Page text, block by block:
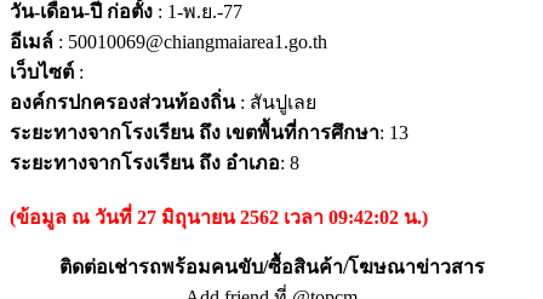
วัน-เดือน-ปี ก่อตั้ง : 1-พ.ย.-77
อีเมล์ : 50010069@chiangmaiarea1.go.th
เว็บไซต์ :
องค์กรปกครองส่วนท้องถิ่น: สันปูเลย
ระยะทางจากโรงเรียน ถึง เขตพื้นที่การศึกษา: 13
ระยะทางจากโรงเรียน ถึง อำเภอ: 8
(ข้อมูล ณ วันที่ 27 มิถุนายน 2562 เวลา 09:42:02 น.)
ติดต่อเช่ารถพร้อมคนขับ/ซื้อสินค้า/โฆษณาข่าวสาร